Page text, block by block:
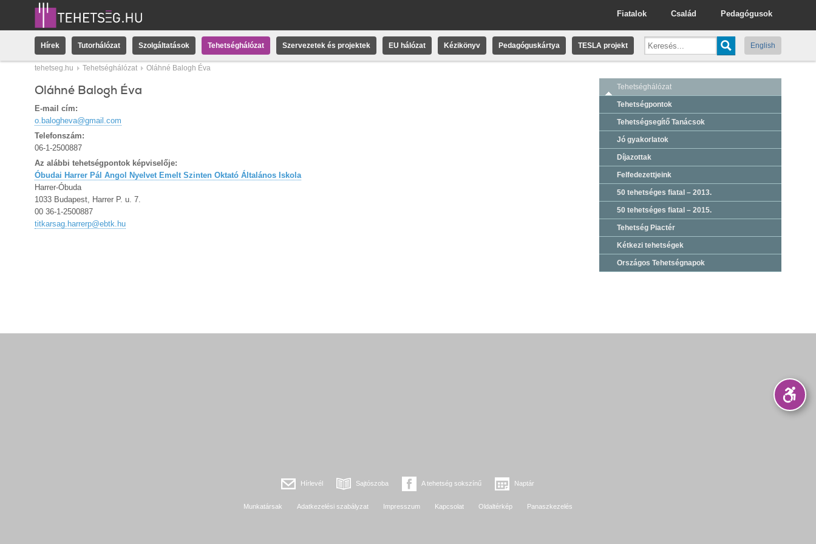
Pedagógusok
Család
Fiatalok
Hírek Tutorhálózat Szolgáltatások Tehetséghálózat Szervezetek és projektek EU hálózat Kézikönyv Pedagóguskártya TESLA projekt English
tehetseg.hu Tehetséghálózat Oláhné Balogh Éva
Oláhné Balogh Éva
E-mail cím:
o.balogheva@gmail.com
Telefonszám:
06-1-2500887
Az alábbi tehetségpontok képviselője:
Óbudai Harrer Pál Angol Nyelvet Emelt Szinten Oktató Általános Iskola
Harrer-Óbuda
1033 Budapest, Harrer P. u. 7.
00 36-1-2500887
titkarsag.harrerp@ebtk.hu
Tehetséghálózat
Tehetségpontok
Tehetségsegítő Tanácsok
Jó gyakorlatok
Díjazottak
Felfedezettjeink
50 tehetséges fiatal – 2013.
50 tehetséges fiatal – 2015.
Tehetség Piactér
Kétkezi tehetségek
Országos Tehetségnapok
Hírlevél Sajtószoba A tehetség sokszínű Naptár
Munkatársak Adatkezelési szabályzat Impresszum Kapcsolat Oldaltérkép Panaszkezelés